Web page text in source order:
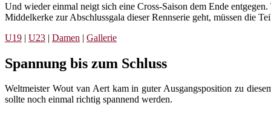
Und wieder einmal neigt sich eine Cross-Saison dem Ende
Middelkerke zur Abschlussgala dieser Rennserie geht, müssen die
U19 | U23 | Damen | Gallerie
Spannung bis zum Schluss
Weltmeister Wout van Aert kam in guter Ausgangsposition zu
sollte noch einmal richtig spannend werden.